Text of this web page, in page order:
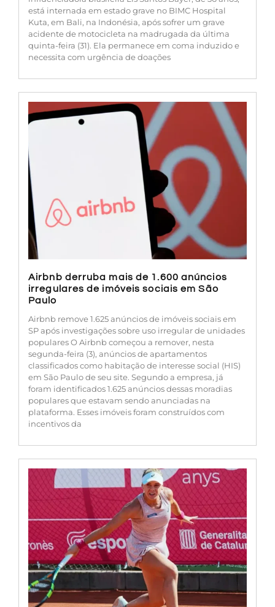
está internada em estado grave no BIMC Hospital
Kuta, em Bali, na Indonésia, após sofrer um grave
acidente de motocicleta na madrugada da última
quinta-feira (31). Ela permanece em coma induzido e
necessita com urgência de doações
Airbnb derruba mais de 1.600 anúncios
irregulares de imóveis sociais em São
Paulo
Airbnb remove 1.625 anúncios de imóveis sociais em
SP após investigações sobre uso irregular de unidades
populares O Airbnb começou a remover, nesta
segunda-feira (3), anúncios de apartamentos
classificados como habitação de interesse social (HIS)
em São Paulo de seu site. Segundo a empresa, já
foram identificados 1.625 anúncios dessas moradias
populares que estavam sendo anunciadas na
plataforma. Esses imóveis foram construídos com
incentivos da